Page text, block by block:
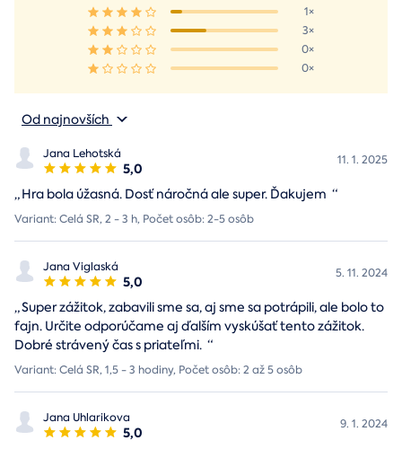
1×
3×
0×
0×
Od najnovších
Jana Lehotská
5,0 11. 1. 2025
„Hra bola úžasná. Dosť náročná ale super. Ďakujem “
Variant: Celá SR, 2 - 3 h, Počet osôb: 2-5 osôb
Jana Viglaská
5,0 5. 11. 2024
„Super zážitok, zabavili sme sa, aj sme sa potrápili, ale bolo to
fajn. Určite odporúčame aj ďalším vyskúšať tento zážitok.
Dobré strávený čas s priateľmi. “
Variant: Celá SR, 1,5 - 3 hodiny, Počet osôb: 2 až 5 osôb
Jana Uhlarikova
5,0 9. 1. 2024